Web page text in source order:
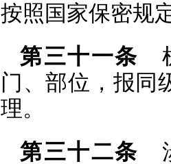
按照国家保密规
第三十一条
门、部位，报同
理。
第三十二条